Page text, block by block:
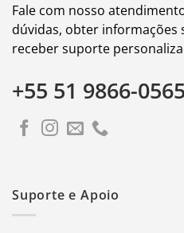
Fale com nosso
dúvidas, obter informações
receber suporte
+55 51 9866-0565
Suporte e Apoio